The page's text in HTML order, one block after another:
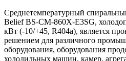
Среднетемпературный
Belief BS-CM-860X-E3SG,
кВт (-10/+45, R404a), является
решением для различного
оборудования, оборудования
холодильных машин, камер,